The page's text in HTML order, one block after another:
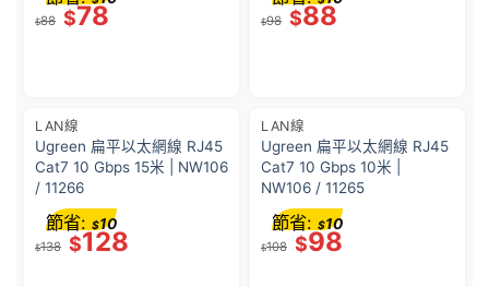
$88 $78 $98 $88
LAN線
Ugreen 扁平以太網線 RJ45
Cat7 10 Gbps 15米 | NW106
/ 11266
$138 $128
節省: $10
LAN線
Ugreen 扁平以太網線 RJ45
Cat7 10 Gbps 10米 |
NW106 / 11265
$108 $98
節省: $10